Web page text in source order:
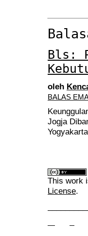
Bls:
oleh
BALAS
Jogja
This work
License.